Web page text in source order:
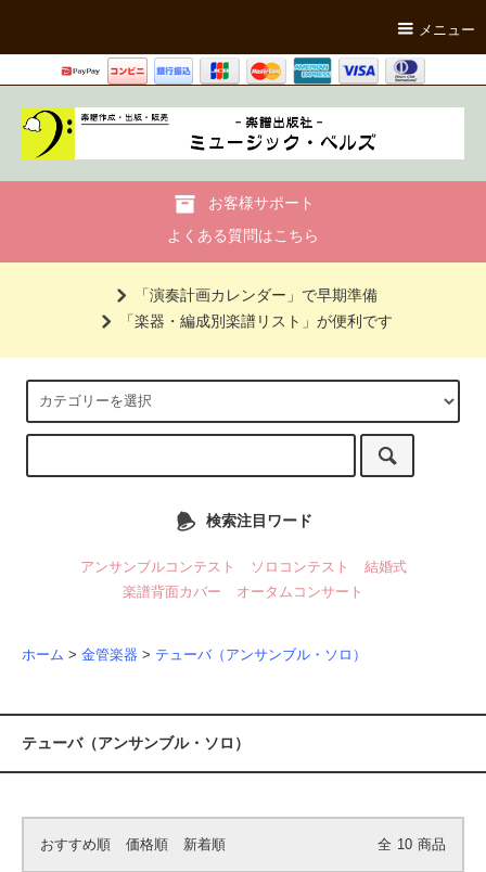
メニュー
お客様サポート
よくある質問はこちら
「演奏計画カレンダー」で早期準備
「楽器・編成別楽譜リスト」が便利です
検索注目ワード
アンサンブルコンテスト ソロコンテスト
結婚式
楽譜背面カバー
オータムコンサート
ホーム > 金管楽器 > テューバ（アンサンブル・ソロ）
テューバ（アンサンブル・ソロ）
おすすめ順 価格順 新着順 全 10 商品